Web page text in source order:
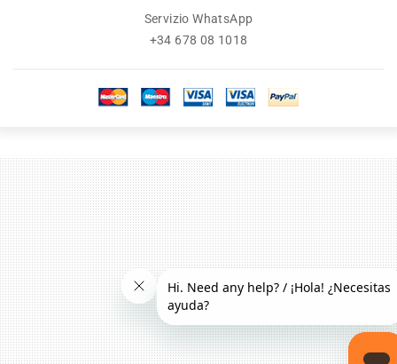
Servizio WhatsApp
+34 678 08 1018